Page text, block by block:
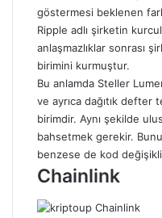
göstermesi beklenen
Ripple adlı şirketin
anlaşmazlıklar sonrası
birimini kurmuştur.
Bu anlamda Steller
ve ayrıca dağıtık
birimdir. Aynı şekilde
bahsetmek gerekir.
benzese de kod
Chainlink